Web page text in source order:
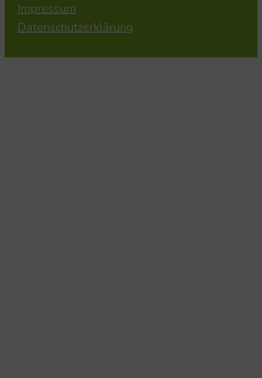
Impressum
Datenschutzerklärung